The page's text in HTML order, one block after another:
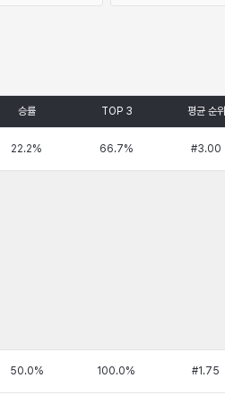
승률 TOP 3 평균 순위
22.2% 66.7% #3.00
50.0% 100.0% #1.75